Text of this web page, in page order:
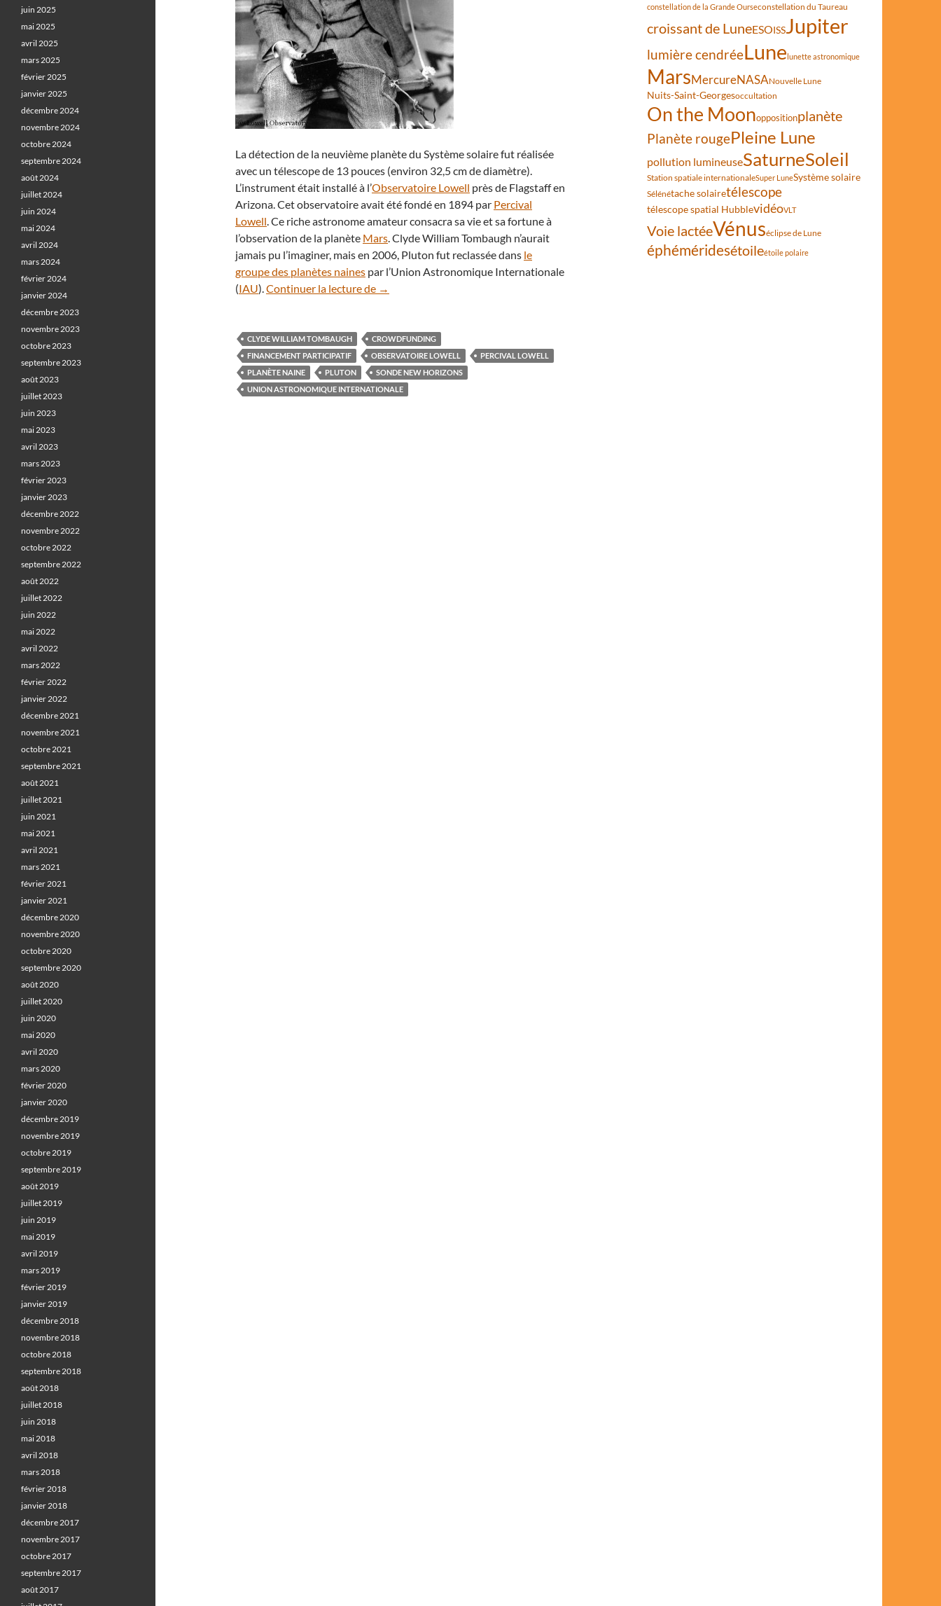
La détection de la neuvième planète du Système solaire fut réalisée
avec un télescope de 13 pouces (environ 32,5 cm de diamètre).
L’instrument était installé à l’Observatoire Lowell près de Flagstaff en
Arizona. Cet observatoire avait été fondé en 1894 par Percival
Lowell. Ce riche astronome amateur consacra sa vie et sa fortune à
l’observation de la planète Mars. Clyde William Tombaugh n’aurait
jamais pu l’imaginer, mais en 2006, Pluton fut reclassée dans le
groupe des planètes naines par l’Union Astronomique Internationale
(IAU).Continuer la lecture de On a restauré le télescope qui a découvert Pluton
→
CLYDE WILLIAM TOMBAUGH
CROWDFUNDING
FINANCEMENT PARTICIPATIF
OBSERVATOIRE LOWELL
PERCIVAL LOWELL
PLANÈTE NAINE
PLUTON
SONDE NEW HORIZONS
UNION ASTRONOMIQUE INTERNATIONALE
constellation de la Grande Ourseconstellation du Taureau
croissant de LuneESOISSJupiter
lumière cendréeLunelunette astronomique
MarsMercureNASANouvelle Lune
Nuits-Saint-Georgesoccultation
On the Moonoppositionplanète
Planète rougePleine Lune
pollution lumineuseSaturneSoleil
Station spatiale internationaleSuper LuneSystème solaire
Sélénétache solairetélescope
télescope spatial HubblevidéoVLT
Voie lactéeVénuséclipse de Lune
éphéméridesétoileétoile polaire
juin 2025
mai 2025
avril 2025
mars 2025
février 2025
janvier 2025
décembre 2024
novembre 2024
octobre 2024
septembre 2024
août 2024
juillet 2024
juin 2024
mai 2024
avril 2024
mars 2024
février 2024
janvier 2024
décembre 2023
novembre 2023
octobre 2023
septembre 2023
août 2023
juillet 2023
juin 2023
mai 2023
avril 2023
mars 2023
février 2023
janvier 2023
décembre 2022
novembre 2022
octobre 2022
septembre 2022
août 2022
juillet 2022
juin 2022
mai 2022
avril 2022
mars 2022
février 2022
janvier 2022
décembre 2021
novembre 2021
octobre 2021
septembre 2021
août 2021
juillet 2021
juin 2021
mai 2021
avril 2021
mars 2021
février 2021
janvier 2021
décembre 2020
novembre 2020
octobre 2020
septembre 2020
août 2020
juillet 2020
juin 2020
mai 2020
avril 2020
mars 2020
février 2020
janvier 2020
décembre 2019
novembre 2019
octobre 2019
septembre 2019
août 2019
juillet 2019
juin 2019
mai 2019
avril 2019
mars 2019
février 2019
janvier 2019
décembre 2018
novembre 2018
octobre 2018
septembre 2018
août 2018
juillet 2018
juin 2018
mai 2018
avril 2018
mars 2018
février 2018
janvier 2018
décembre 2017
novembre 2017
octobre 2017
septembre 2017
août 2017